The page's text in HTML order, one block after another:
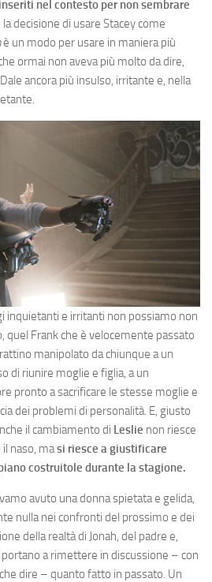
nel contesto per non sembrare
: la decisione di usare Stacey come
è un modo per usare in maniera più
ormai non aveva più molto da dire,
ancora più insulso, irritante e, nella
inquietanti e irritanti non possiamo non
quel Frank che è velocemente passato
manipolato da chiunque a un
di riunire moglie e figlia, a un
pronto a sacrificare le stesse moglie e
dei problemi di personalità. E, giusto
il cambiamento di Leslie non riesce
naso, masi riesce a giustificare
costruitole durante la stagione.
avuto una donna spietata e gelida,
nulla nei confronti del prossimo e dei
della realtà di Jonah, del padre e,
a rimettere in discussione – con
dire – quanto fatto in passato. Un